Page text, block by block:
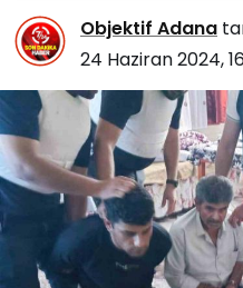
Objektif Adana
24 Haziran 2024,